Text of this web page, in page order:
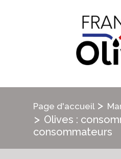
Page d'accueil >
> Olives :
consommateurs